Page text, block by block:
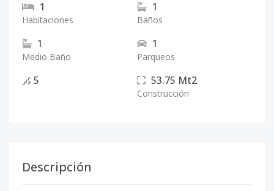
1
Habitaciones
1
Baños
1
Medio Baño
1
Parqueos
5 53.75 Mt2
Construcción
Descripción